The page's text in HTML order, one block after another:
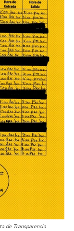
de Transparencia